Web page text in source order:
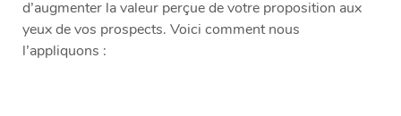
d’augmenter la valeur perçue de votre proposition aux
yeux de vos prospects. Voici comment nous
l’appliquons :